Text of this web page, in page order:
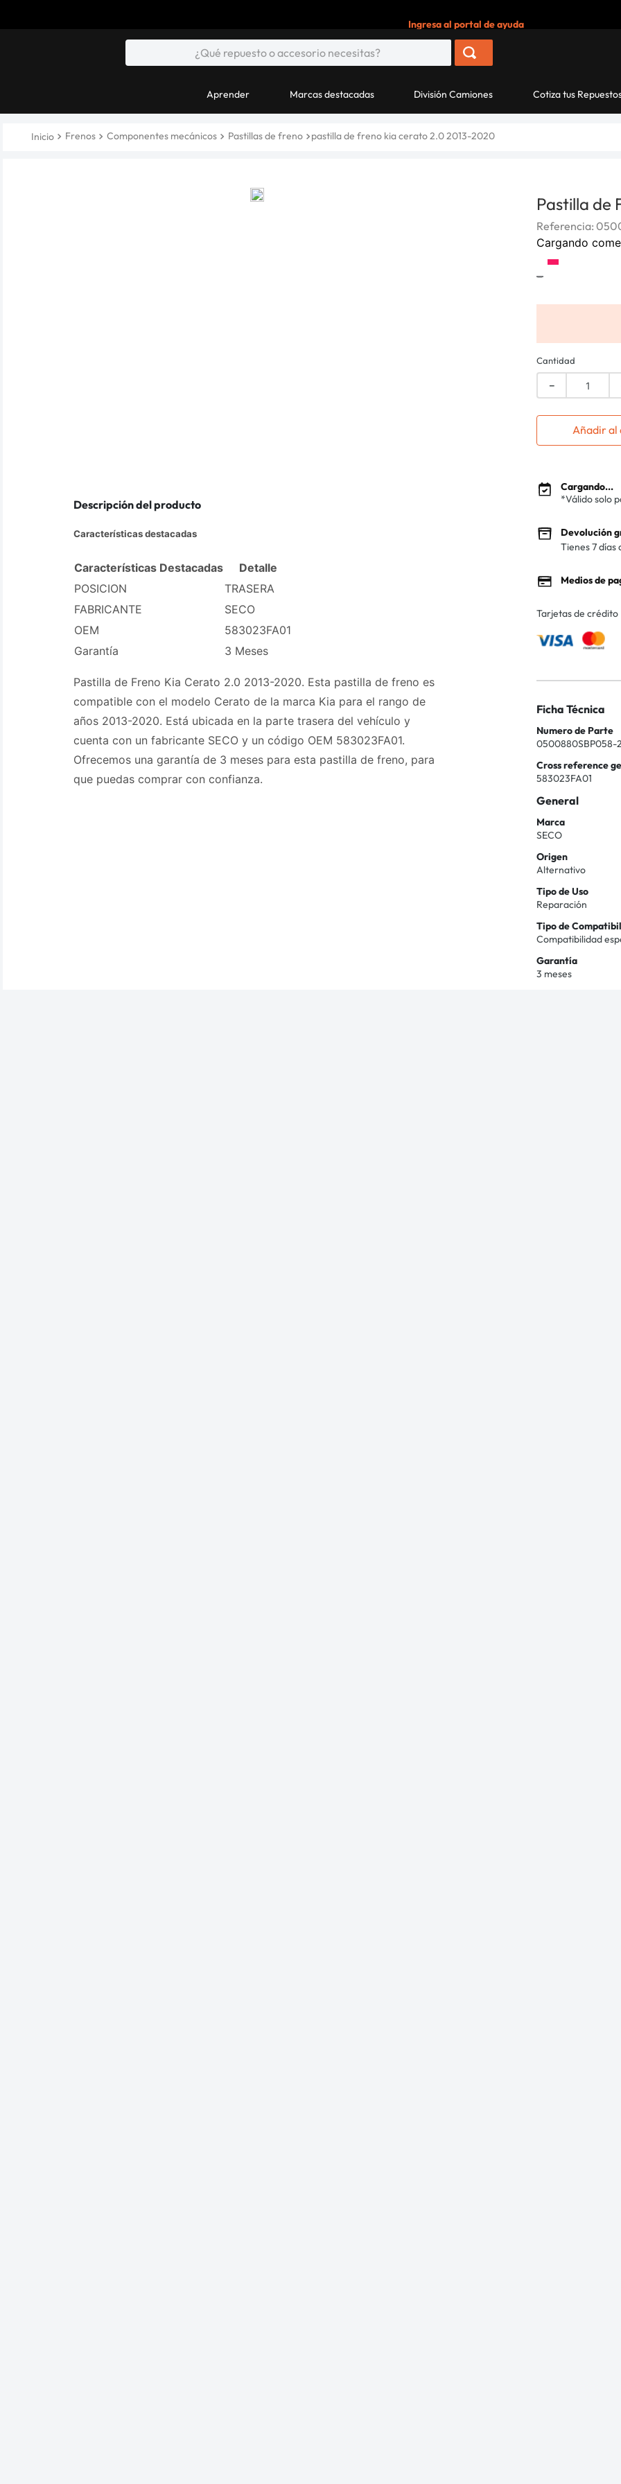
Ingresa al portal de ayuda
Aprender Marcas destacadas División Camiones Cotiza tus
Frenos Componentes mecánicos Pastillas de freno pastilla de freno kia cerato 2.0 2013-2020
Descripción del producto
Características destacadas
Características Destacadas
Detalle
POSICION
TRASERA
FABRICANTE
SECO
OEM
583023FA01
Garantía
3 Meses
Pastilla de Freno Kia Cerato 2.0 2013-2020. Esta pastilla de freno es
compatible con el modelo Cerato de la marca Kia para el rango de
años 2013-2020. Está ubicada en la parte trasera del vehículo y
cuenta con un fabricante SECO y un código OEM 583023FA01.
Ofrecemos una garantía de 3 meses para esta pastilla de freno, para
que puedas comprar con confianza.
Pastilla de
Referencia:
Cargando
-
Cantidad
－
Añadir
Cargando...
*Válido solo
Devolución
Tienes 7 días
Medios de
Tarjetas de crédito
Ficha Técnica
Numero de Parte
0500880SBP058-
Cross reference
583023FA01
General
Marca
SECO
Origen
Alternativo
Tipo de Uso
Reparación
Tipo de
Compatibilidad
Garantía
3 meses